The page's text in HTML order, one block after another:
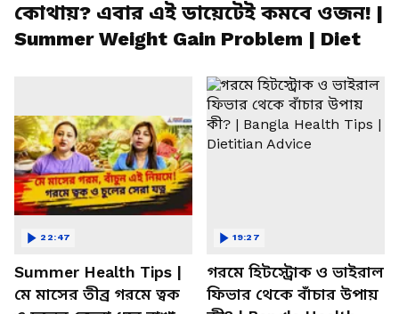
কোথায়? এবার এই ডায়েটেই কমবে ওজন! |
Summer Weight Gain Problem | Diet
Summer Health Tips |
মে মাসের তীব্র গরমে ত্বক
22:47
গরমে হিটস্ট্রোক ও ভাইরাল
ফিভার থেকে বাঁচার উপায়
19:27